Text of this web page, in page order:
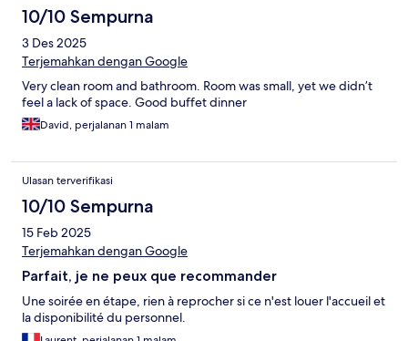
10/10 Sempurna
3 Des 2025
Terjemahkan dengan Google
Very clean room and bathroom. Room was small, yet we didn’t
feel a lack of space. Good buffet dinner
David, perjalanan 1 malam
Ulasan terverifikasi
10/10 Sempurna
15 Feb 2025
Terjemahkan dengan Google
Parfait, je ne peux que recommander
Une soirée en étape, rien à reprocher si ce n'est louer l'accueil et
la disponibilité du personnel.